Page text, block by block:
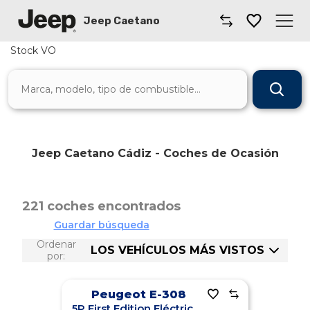
Jeep Caetano
Comprar un coche
Coches por suscripción
Stock VO
Jeep Caetano Cádiz - Coches de Ocasión
221 coches encontrados
Guardar búsqueda
Ordenar
por:
LOS VEHÍCULOS MÁS VISTOS
Peugeot E-308